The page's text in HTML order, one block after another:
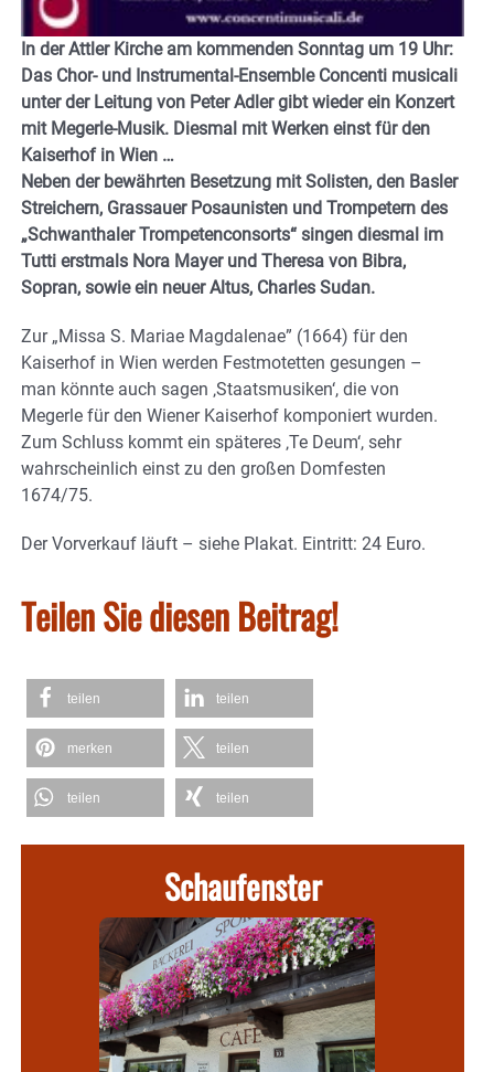
In der Attler Kirche am kommenden Sonntag um 19 Uhr:
Das Chor- und Instrumental-Ensemble Concenti musicali
unter der Leitung von Peter Adler gibt wieder ein Konzert
mit Megerle-Musik. Diesmal mit Werken einst für den
Kaiserhof in Wien …
Neben der bewährten Besetzung mit Solisten, den Basler
Streichern, Grassauer Posaunisten und Trompetern des
„Schwanthaler Trompetenconsorts“ singen diesmal im
Tutti erstmals Nora Mayer und Theresa von Bibra,
Sopran, sowie ein neuer Altus, Charles Sudan.
Zur „Missa S. Mariae Magdalenae” (1664) für den
Kaiserhof in Wien werden Festmotetten gesungen –
man könnte auch sagen ‚Staatsmusiken‘, die von
Megerle für den Wiener Kaiserhof komponiert wurden.
Zum Schluss kommt ein späteres ‚Te Deum‘, sehr
wahrscheinlich einst zu den großen Domfesten
1674/75.
Der Vorverkauf läuft – siehe Plakat. Eintritt: 24 Euro.
Teilen Sie diesen Beitrag!
teilen teilen
merken teilen
teilen teilen
Schaufenster